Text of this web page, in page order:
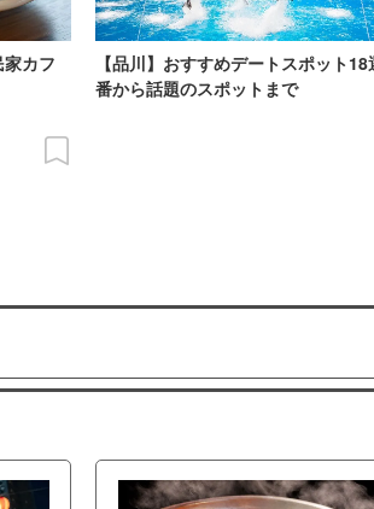
カフ
【品川】おすすめデートスポット18
番から話題のスポットまで